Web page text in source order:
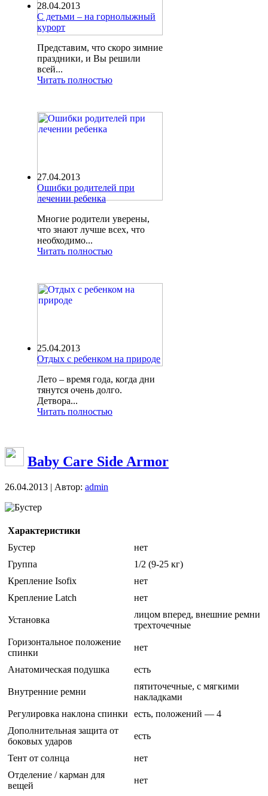
28.04.2013
С детьми – на горнолыжный
курорт
Представим, что скоро зимние
праздники, и Вы решили
всей...
Читать полностью
27.04.2013
Ошибки родителей при
лечении ребенка
Многие родители уверены,
что знают лучше всех, что
необходимо...
Читать полностью
25.04.2013
Отдых с ребенком на природе
Лето – время года, когда дни
тянутся очень долго.
Детвора...
Читать полностью
Baby Care Side Armor
26.04.2013 | Автор: admin
Бустер
Характеристики
Бустер
нет
Группа
1/2 (9-25 кг)
Крепление Isofix
нет
Крепление Latch
нет
Установка
лицом вперед, внешние ремни
трехточечные
Горизонтальное положение
спинки
нет
Анатомическая подушка есть
Внутренние ремни
пятиточечные, с мягкими
накладками
Регулировка наклона спинки
есть, положений — 4
Дополнительная защита от
боковых ударов
есть
Тент от солнца
нет
Отделение / карман для
вещей
нет